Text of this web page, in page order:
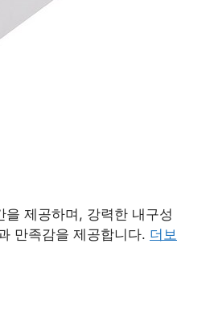
제공하며, 강력한 내구성
만족감을 제공합니다. 더보